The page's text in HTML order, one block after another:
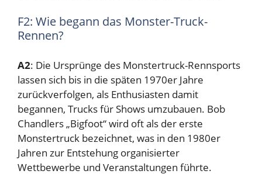
F2: Wie begann das Monster-Truck-
Rennen?
A2: Die Ursprünge des Monstertruck-Rennsports
lassen sich bis in die späten 1970er Jahre
zurückverfolgen, als Enthusiasten damit
begannen, Trucks für Shows umzubauen. Bob
Chandlers „Bigfoot“ wird oft als der erste
Monstertruck bezeichnet, was in den 1980er
Jahren zur Entstehung organisierter
Wettbewerbe und Veranstaltungen führte.